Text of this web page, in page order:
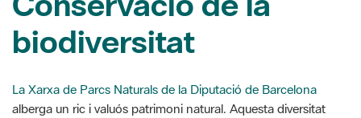
biodiversitat
La Xarxa de Parcs Naturals de la Diputació de Barcelona
alberga un ric i valuós patrimoni natural. Aquesta diversitat